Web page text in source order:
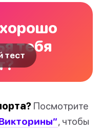
тебя
тест
Посмотрите
, чтобы